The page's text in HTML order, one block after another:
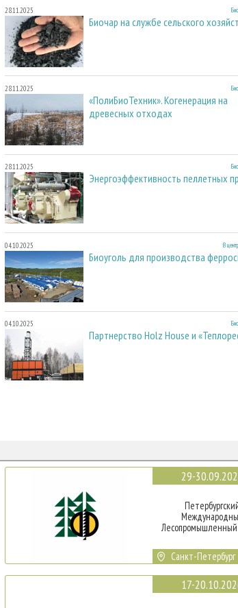
28.11.2025
Биочар на службе сельского
28.11.2025
«ПолиБиоТехник». Когенерация на
древесных отходах
28.11.2025
Энергоэффективность пеллетных
04.10.2025 В
Биоуголь для производства
04.10.2025
Партнерство Holz House и
29-
Санкт-Петербург
17-